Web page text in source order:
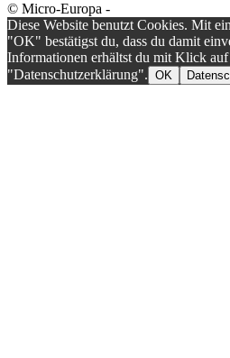
© Micro-Europa -
Diese Website benutzt Cookies. Mit
"OK" bestätigst du, dass du damit
Informationen erhältst du mit Klick
"Datenschutzerklärung". OK